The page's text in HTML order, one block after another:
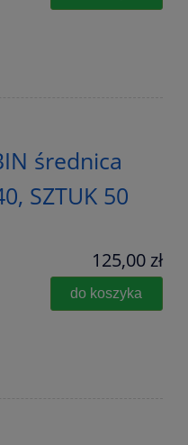
średnica
SZTUK 50
125,00 zł
do koszyka